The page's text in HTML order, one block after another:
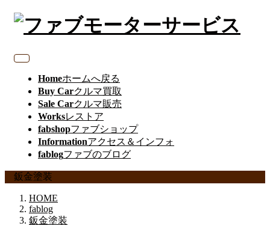
Homeホームへ戻る
Buy Carクルマ買取
Sale Carクルマ販売
Worksレストア
fabshopファブショップ
Informationアクセス＆インフォ
fablogファブのブログ
鈑金塗装
HOME
fablog
鈑金塗装